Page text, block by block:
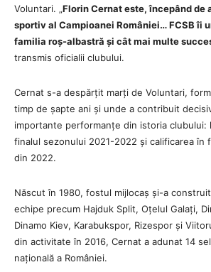
Voluntari. „Florin Cernat este, începând de
sportiv al Campioanei României… FCSB îi
familia roș-albastră și cât mai multe
transmis oficialii clubului.
Cernat s-a despărțit marți de Voluntari,
timp de șapte ani și unde a contribuit
importante performanțe din istoria clubului:
finalul sezonului 2021-2022 și calificarea în
din 2022.
Născut în 1980, fostul mijlocaș și-a
echipe precum Hajduk Split, Oțelul Galați,
Dinamo Kiev, Karabukspor, Rizespor și
din activitate în 2016, Cernat a adunat 14
națională a României.